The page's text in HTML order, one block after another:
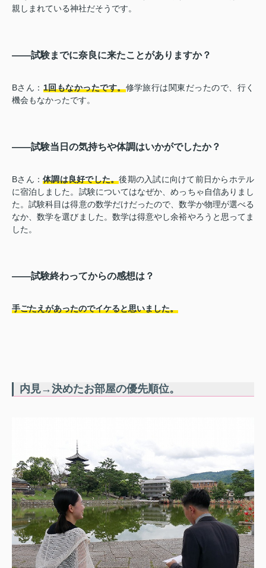
親しまれている神社だそうです。
――試験までに奈良に来たことがありますか？
Bさん： 1回もなかったです。修学旅行は関東だったので、行く
機会もなかったです。
――試験当日の気持ちや体調はいかがでしたか？
Bさん： 体調は良好でした。後期の入試に向けて前日からホテル
に宿泊しました。試験についてはなぜか、めっちゃ自信ありまし
た。試験科目は得意の数学だけだったので、数学か物理が選べる
なか、数学を選びました。数学は得意やし余裕やろうと思ってま
した。
――試験終わってからの感想は？
手ごたえがあったのでイケると思いました。
内見→決めたお部屋の優先順位。